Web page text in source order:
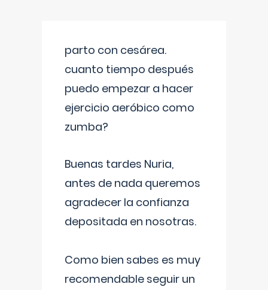
parto con cesárea.
cuanto tiempo después
puedo empezar a hacer
ejercicio aeróbico como
zumba?
Buenas tardes Nuria,
antes de nada queremos
agradecer la confianza
depositada en nosotras.
Como bien sabes es muy
recomendable seguir un